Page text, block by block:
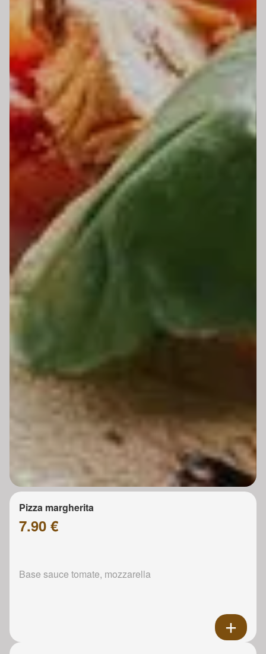
Pizza margherita
7.90 €
Base sauce tomate, mozzarella